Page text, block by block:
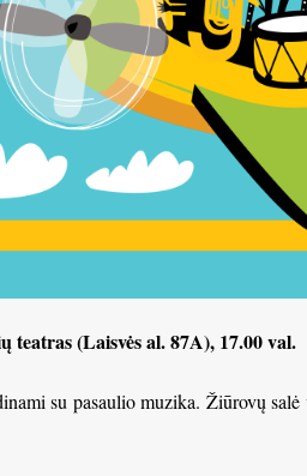
teatras (Laisvės al. 87A), 17.00 val.
su pasaulio muzika. Žiūrovų